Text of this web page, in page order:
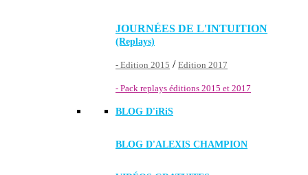
JOURNÉES DE L'INTUITION
(Replays)
- Edition 2015 / Edition 2017
- Pack replays éditions 2015 et 2017
BLOG D'iRiS
BLOG D'ALEXIS CHAMPION